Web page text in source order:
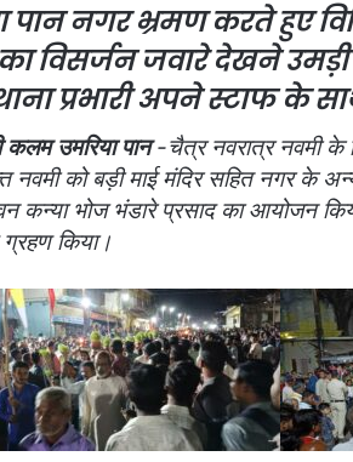
पान नगर भ्रमण करते हुए
विसर्जन जवारे देखने
प्रभारी अपने स्टाफ के
उमरिया पान-चैत्र नवरात्र नवमी के
नवमी को बड़ी माई मंदिर सहित नगर के
कन्या भोज भंडारे प्रसाद का आयोजन
किया।